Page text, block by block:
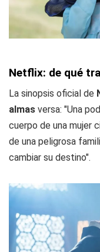
Netflix: de qué
La sinopsis oficial de
almas versa: "Una
cuerpo de una mujer
de una peligrosa
cambiar su destino".